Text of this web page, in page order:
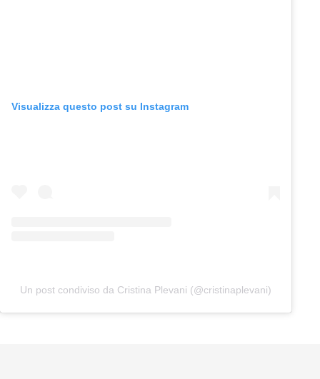
Visualizza questo post su Instagram
Un post condiviso da Cristina Plevani (@cristinaplevani)